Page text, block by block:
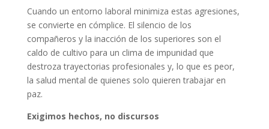
Cuando un entorno laboral minimiza estas agresiones,
se convierte en cómplice. El silencio de los
compañeros y la inacción de los superiores son el
caldo de cultivo para un clima de impunidad que
destroza trayectorias profesionales y, lo que es peor,
la salud mental de quienes solo quieren trabajar en
paz.
Exigimos hechos, no discursos